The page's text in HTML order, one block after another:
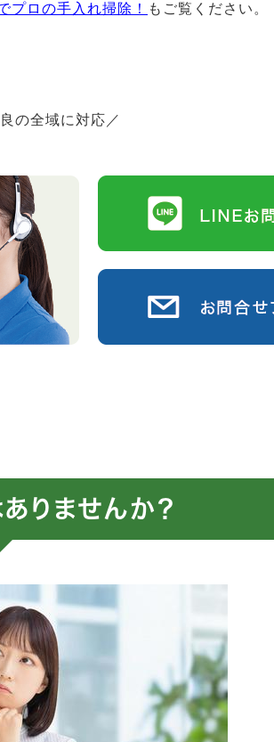
プロの手入れ掃除！ もご覧ください。
の全域に対応／
りませんか？